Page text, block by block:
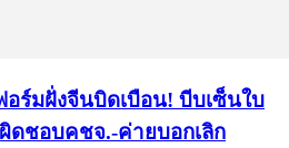
ร์มฝั่งจีนบิดเบือน! บีบเซ็นใบ
ดชอบคชจ.-ค่ายบอกเลิก